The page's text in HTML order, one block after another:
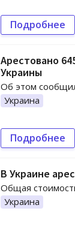
Подробнее
Арестовано
Украины
Об этом
Украина
Подробнее
В Украине
Общая
Украина